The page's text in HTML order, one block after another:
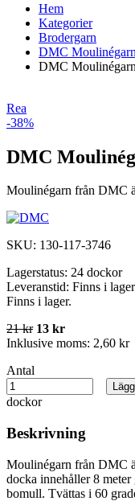
Hem
Kategorier
Brodergarn
DMC Moulinégarn
DMC
Rea
-38%
DMC
Moulinégarn från DMC
SKU: 130-117-3746
Lagerstatus: 24 dockor
Leveranstid: Finns i
Finns i lager.
21 kr 13 kr
Inklusive moms: 2,60 kr
Antal
dockor
Beskrivning
Moulinégarn från DMC
docka innehåller 8
bomull. Tvättas i 60